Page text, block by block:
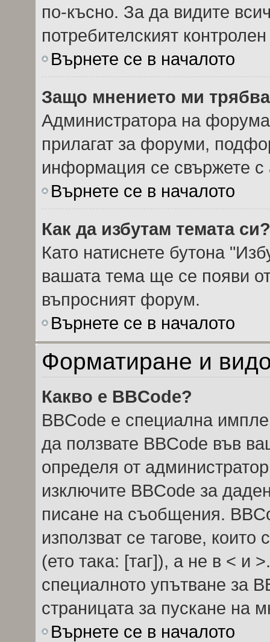
по-късно. За да видите
потребителският
Върнете се в началото
Защо мнението ми
Администратора на
прилагат за форуми,
информация се свържете с
Върнете се в началото
Как да избутам темата си?
Като натиснете бутона
вашата тема ще се появи
въпросният форум.
Върнете се в началото
Форматиране и
Какво е BBCode?
BBCode е специална
да ползвате BBCode във
определя от
изключите BBCode за
писане на съобщения.
използват се тагове, които
(ето така: [таг]), а не в < и
специалното упътване за
страницата за пускане на
Върнете се в началото